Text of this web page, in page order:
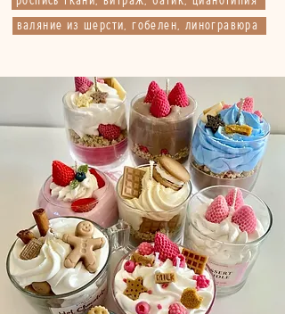
валяние из шерсти, гобелен, линогравюра